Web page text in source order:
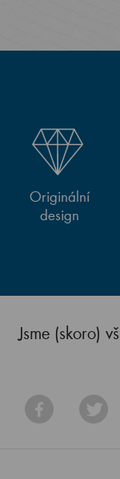
Originální
design
Jsme (skoro)